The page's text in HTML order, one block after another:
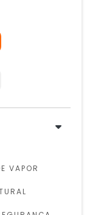
VAPOR